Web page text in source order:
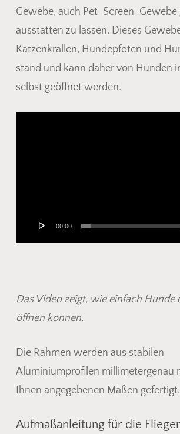
Gewebe, auch Pet-Screen-Gewebe
ausstatten zu lassen. Dieses
Katzenkrallen, Hundepfoten und
stand und kann daher von Hunden
selbst geöffnet werden.
00:00
Das Video zeigt, wie einfach Hunde
öffnen können.
Die Rahmen werden aus stabilen
Aluminiumprofilen millimetergenau
Ihnen angegebenen Maßen gefertigt.
Aufmaßanleitung für die